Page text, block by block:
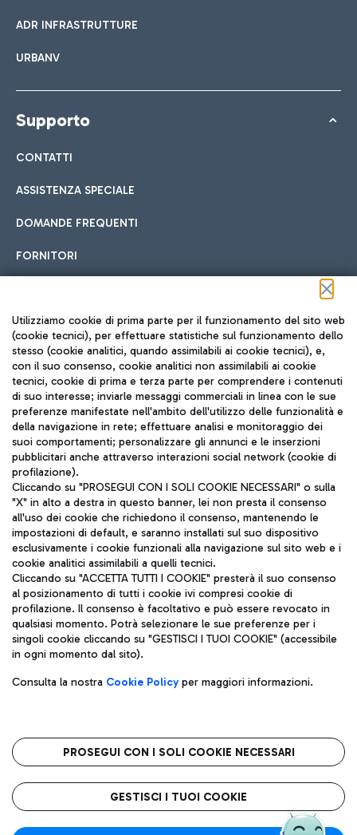
ADR INFRASTRUTTURE
URBANV
Supporto
CONTATTI
ASSISTENZA SPECIALE
DOMANDE FREQUENTI
FORNITORI
Seguici sui social
TRAVEL JOURNAL
ITA
Aeroporti di Roma S.p.A. - Società soggetta a direzione e
coordinamento di Mundys S.p.A.
Codice fiscale e Registro delle Imprese di Roma 13032990155 P.
IVA 06572251004
Capitale sociale 62.224.743,00 int. vers.
Sede legale: Via Pier Paolo Racchetti 1 - 00054 Fiumicino (RM)
telefono +39 06 65951
Privacy policy
Note legali
Roma FCO
L'aeroporto stellato
Utilizziamo cookie di prima parte per il funzionamento del sito web
(cookie tecnici), per effettuare statistiche sul funzionamento dello
stesso (cookie analitici, quando assimilabili ai cookie tecnici), e,
con il suo consenso, cookie analitici non assimilabili ai cookie
tecnici, cookie di prima e terza parte per comprendere i contenuti
di suo interesse; inviarle messaggi commerciali in linea con le sue
preferenze manifestate nell'ambito dell'utilizzo delle funzionalità e
della navigazione in rete; effettuare analisi e monitoraggio dei
suoi comportamenti; personalizzare gli annunci e le inserzioni
pubblicitari anche attraverso interazioni social network (cookie di
profilazione).
Cliccando su "PROSEGUI CON I SOLI COOKIE NECESSARI" o sulla
"X" in alto a destra in questo banner, lei non presta il consenso
all'uso dei cookie che richiedono il consenso, mantenendo le
impostazioni di default, e saranno installati sul suo dispositivo
esclusivamente i cookie funzionali alla navigazione sul sito web e i
cookie analitici assimilabili a quelli tecnici.
Cliccando su "ACCETTA TUTTI I COOKIE" presterà il suo consenso
al posizionamento di tutti i cookie ivi compresi cookie di
profilazione. Il consenso è facoltativo e può essere revocato in
qualsiasi momento. Potrà selezionare le sue preferenze per i
singoli cookie cliccando su "GESTISCI I TUOI COOKIE" (accessibile
in ogni momento dal sito).
Consulta la nostra Cookie Policyper maggiori informazioni.
PROSEGUI CON I SOLI COOKIE NECESSARI
GESTISCI I TUOI COOKIE